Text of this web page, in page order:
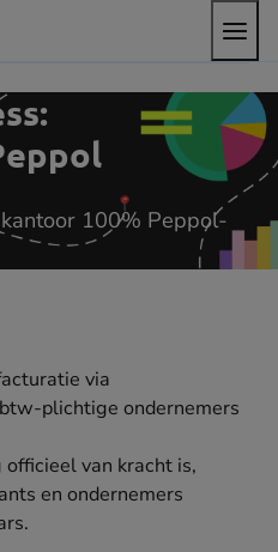
het
menu
100% Peppol-
via
plichtige ondernemers
van kracht is,
en ondernemers